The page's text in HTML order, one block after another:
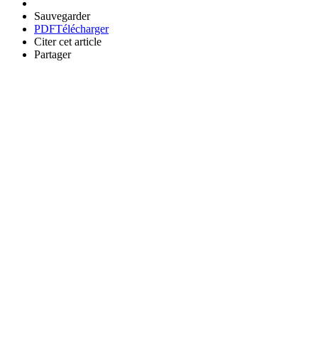
Sauvegarder
PDFTélécharger
Citer cet article
Partager